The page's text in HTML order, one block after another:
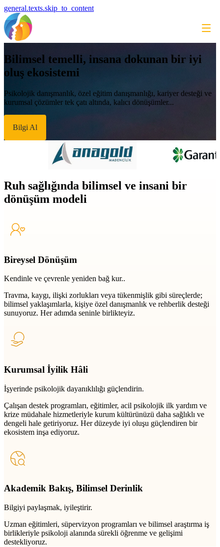
general.texts.skip_to_content
Bilimsel temelli, insana dokunan bir iyi
oluş ekosistemi
Psikolojik danışmanlık, özel eğitim danışmanlığı, kariyer desteği ve
kurumsal çözümler tek çatı altında, kalıcı dönüşümler...
Bilgi Al
Ruh sağlığında bilimsel ve insani bir
dönüşüm modeli
Bireysel Dönüşüm
Kendinle ve çevrenle yeniden bağ kur..
Travma, kaygı, ilişki zorlukları veya tükenmişlik gibi süreçlerde;
bilimsel yaklaşımlarla, kişiye özel danışmanlık ve rehberlik desteği
sunuyoruz. Her adımda seninle birlikteyiz.
Kurumsal İyilik Hâli
İşyerinde psikolojik dayanıklılığı güçlendirin.
Çalışan destek programları, eğitimler, acil psikolojik ilk yardım ve
krize müdahale hizmetleriyle kurum kültürünüzü daha sağlıklı ve
dengeli hale getiriyoruz. Her düzeyde iyi oluşu güçlendiren bir
ekosistem inşa ediyoruz.
Akademik Bakış, Bilimsel Derinlik
Bilgiyi paylaşmak, iyileştirir.
Uzman eğitimleri, süpervizyon programları ve bilimsel araştırma iş
birlikleriyle psikoloji alanında sürekli öğrenme ve gelişimi
destekliyoruz.